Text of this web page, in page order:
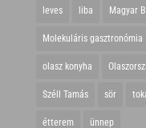
leves liba Magyar
Molekuláris gasztronómia
olasz konyha
Széll Tamás sör
étterem ünnep